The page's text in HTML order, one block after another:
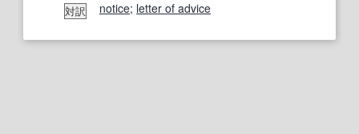
対訳 notice; letter of advice